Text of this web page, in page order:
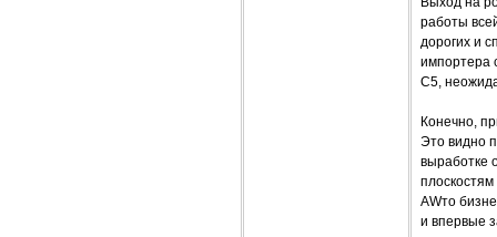
работы
дорогих и
импортера
С5,
Конечно,
Это видно
выработке
AWто
и впервые